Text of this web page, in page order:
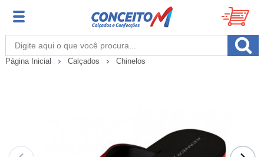
Página Inicial Calçados Chinelos